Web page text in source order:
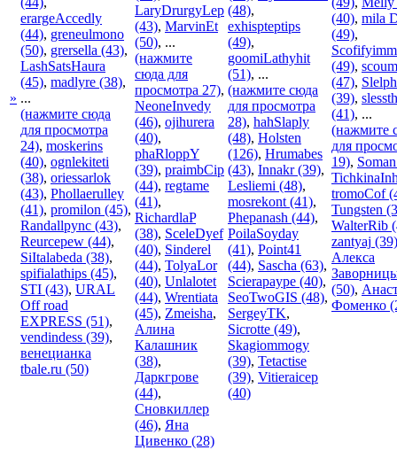
»
erargeAccedly
(44), greneulmono
(50), grersella (43),
LashSatsHaura
(45), madlyre (38),
...
(нажмите сюда
для просмотра
24), moskerins
(40), ognlekiteti
(38), oriessarlok
(43), Phollaerulley
(41), promilon (45),
Randallpync (43),
Reurcepew (44),
SiItalabeda (38),
spifialathips (45),
STI (43), URAL
Off road
EXPRESS (51),
vendindess (39),
венецианка
tbale.ru (50)
LaryDrurgyLep
(43), MarvinEt
(50), ...
(нажмите
сюда для
просмотра 27),
NeoneInvedy
(46), ojihurera
(40),
phaRloppY
(39), praimbCip
(44), regtame
(41),
RichardlaP
(38), SceleDyef
(40), Sinderel
(44), TolyaLor
(40), Unlalotet
(44), Wrentiata
(45), Zmeisha,
Алина
Калашник
(38),
Даркгрове
(44),
Сновкиллер
(46), Яна
Цивенко (28)
(48),
exhispteptips
(49),
goomiLathyhit
(51), ...
(нажмите сюда
для просмотра
28), hahSlaply
(48), Holsten
(126), Hrumabes
(43), Innakr(39),
Lesliemi (48),
mosrekont(41),
Phepanash (44),
PoilaSoyday
(41), Point41
(44), Sascha (63),
Scierapaype (40),
SeoTwoGIS (48),
SergeyTK,
Sicrotte (49),
Skagiommogy
(39), Tetactise
(39), Vitieraicep
(40)
(40), mila
(49),
(49),
(47),
(39),
(41), ...
(нажмите
для
19), Soman
tromoCof
Tungsten
WalterRib
zantyaj (39)
Алекса
(50),
Фоменко